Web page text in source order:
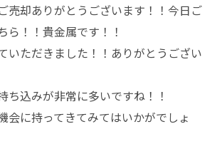
売却ありがとうございます！！今日ご
ら！！貴金属です！！
いただきました！！ありがとうござい
ち込みが非常に多いですね！！
会に持ってきてみてはいかがでしょ